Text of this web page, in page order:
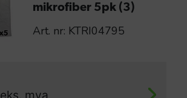
mikrofiber 5pk (3)
Art. nr: KTRI04795
eks. mva